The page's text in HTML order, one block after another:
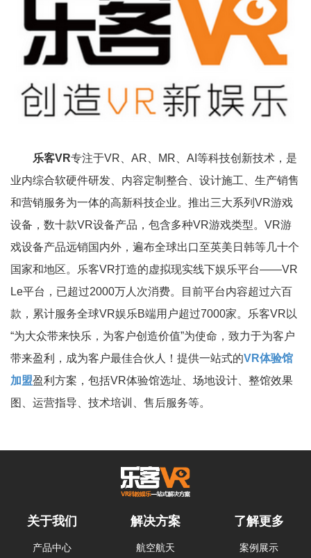
乐客VR专注于VR、AR、MR、AI等科技创新技术，是
业内综合软硬件研发、内容定制整合、设计施工、生产销售
和营销服务为一体的高新科技企业。推出三大系列VR游戏
设备，数十款VR设备产品，包含多种VR游戏类型。VR游
戏设备产品远销国内外，遍布全球出口至英美日韩等几十个
国家和地区。乐客VR打造的虚拟现实线下娱乐平台——VR
Le平台，已超过2000万人次消费。目前平台内容超过六百
款，累计服务全球VR娱乐B端用户超过7000家。乐客VR以
“为大众带来快乐，为客户创造价值”为使命，致力于为客户
带来盈利，成为客户最佳合伙人！提供一站式的VR体验馆
加盟盈利方案，包括VR体验馆选址、场地设计、整馆效果
图、运营指导、技术培训、售后服务等。
关于我们
产品中心
解决方案
航空航天
了解更多
案例展示